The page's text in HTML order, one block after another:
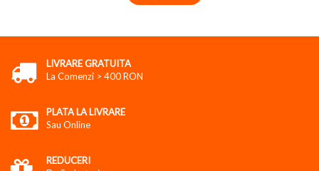
LIVRARE GRATUITA
La Comenzi > 400 RON
PLATA LA LIVRARE
Sau Online
REDUCERI